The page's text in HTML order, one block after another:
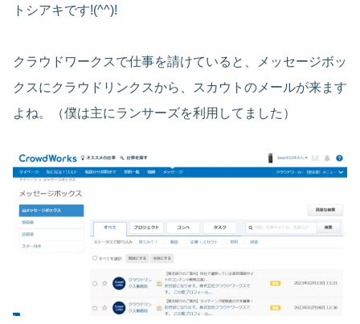
トシアキです!(^^)!
クラウドワークスで仕事を請けていると、メッセージボッ
クスにクラウドリンクスから、スカウトのメールが来ます
よね。（僕は主にランサーズを利用してました）